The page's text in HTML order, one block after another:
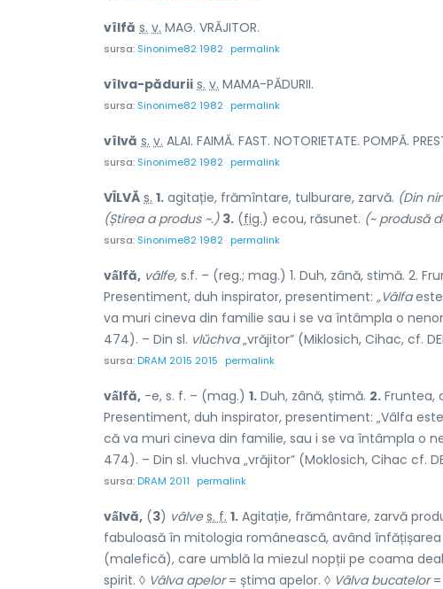
vîlfă s. v. MAG. VRĂJITOR.
sursa: Sinonime82 1982 permalink
vîlva-pădurii s. v. MAMA-PĂDURII.
sursa: Sinonime82 1982 permalink
vîlvă s. v. ALAI. FAIMĂ. FAST. NOTORIETATE. POMPĂ.
sursa: Sinonime82 1982 permalink
VÎLVĂ s. 1. agitație, frămîntare, tulburare, zarvă. (Din
(Știrea a produs ~.) 3. (fig.) ecou, răsunet. (~ produsă
sursa: Sinonime82 1982 permalink
vấlfă, vâlfe, s.f. – (reg.; mag.) 1. Duh, zână, stimă. 2.
Presentiment, duh inspirator, presentiment: „Vâlfaeste
va muri cineva din familie sau i se va întâmpla o
474). – Din sl. vlŭchva„vrăjitor” (Miklosich, Cihac, cf.
sursa:DRAM 2015 2015 permalink
vấlfă, -e, s. f. – (mag.) 1. Duh, zână, știmă. 2. Fruntea,
Presentiment, duh inspirator, presentiment: „Vâlfa
că va muri cineva din familie, sau i se va întâmpla o
474). – Din sl. vluchva „vrăjitor” (Moklosich, Cihac cf.
sursa:DRAM 2011 permalink
vấlvă, (3) vâlve s. f. 1. Agitație, frământare, zarvă
fabuloasă în mitologia românească, având
(malefică), care umblă la miezul nopții pe coama
spirit. ◊ Vâlva apelor= știma apelor. ◊ Vâlva bucatelor=